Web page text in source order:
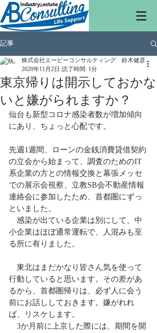
記事
東京帰りは開示しておかな
いと嫌がられますか？
株式会社エービーコンサルティング 鈴木健彦
2020年11月2日 読了時間: 1分
仙台も新型コロナ感染者数が増加傾向
にあり、ちょっと心配です。
先週1週間、ローンの金銭消費貸借契約
の立会から始まって、調査のためのIT
系企業の方との情報交換と幕張メッセ
での展示会視察、立教SB会不動産情報
連絡会に参加したため、首都圏にずっ
といました。
感染が出ている企業は別にして、中
小企業はほぼ通常運転で、人混みも至
る所に有りました。
東北はまだかなり皆さん気を使って
行動していると思います。その差があ
るから、首都圏帰りは、必ず人に会う
前にお話ししておきます。嫌がれれ
ば、リスケします。
3か月前に上京した際には、期間を開